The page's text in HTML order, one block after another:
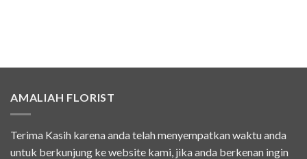
AMALIAH FLORIST
Terima Kasih karena anda telah menyempatkan waktu anda
untuk berkunjung ke website kami, jika anda berkenan ingin